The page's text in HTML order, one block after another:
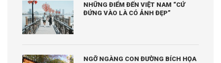
NHỮNG ĐIỂM ĐẾN VIỆT NAM “CỨ
ĐỨNG VÀO LÀ CÓ ẢNH ĐẸP”
NGỠ NGÀNG CON ĐƯỜNG BÍCH HỌA